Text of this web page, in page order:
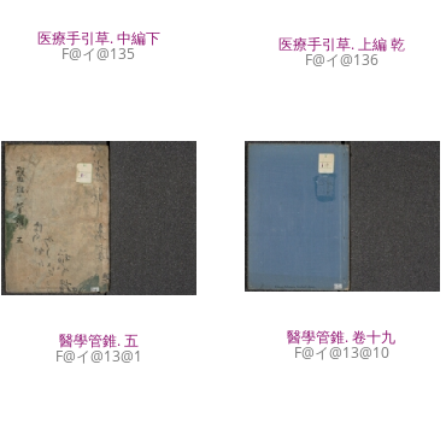
医療手引草. 中編下
F@イ@135 医療手引草. 上編 乾
F@イ@136
醫學管錐. 五
F@イ@13@1
醫學管錐. 卷十九
F@イ@13@10